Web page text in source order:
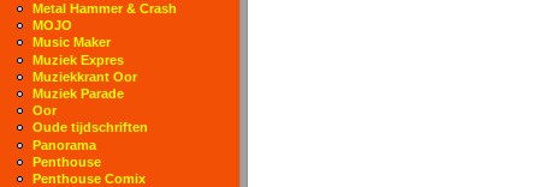
Metal Hammer & Crash
MOJO
Music Maker
Muziek Expres
Muziekkrant Oor
Muziek Parade
Oor
Oude tijdschriften
Panorama
Penthouse
Penthouse Comix